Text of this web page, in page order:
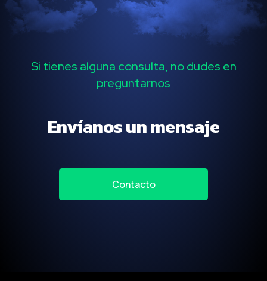
Si tienes alguna consulta, no dudes en
preguntarnos
Envíanos un mensaje
Contacto